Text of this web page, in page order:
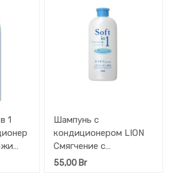
1
Шампунь с
кондиционером LION
Смягчение с
фруктово-цитрусовым
55,00Br